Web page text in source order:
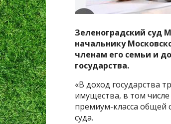
Зеленоградский суд
начальнику
членам его семьи и
государства.
«В доход государства
имущества, в том
премиум-класса общей
суда.